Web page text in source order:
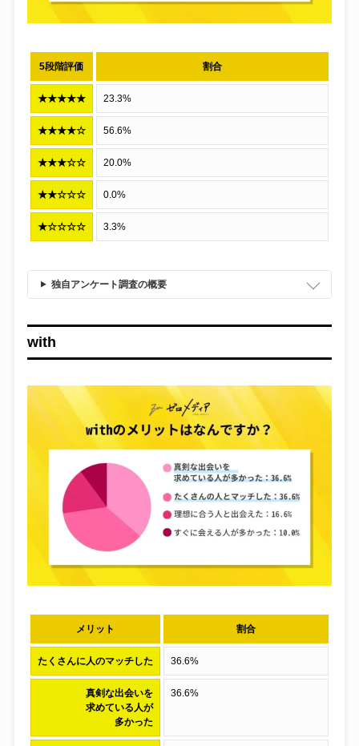
5段階評価 割合
★★★★★ 23.3%
★★★★☆ 56.6%
★★★☆☆ 20.0%
★★☆☆☆ 0.0%
★☆☆☆☆ 3.3%
独自アンケート調査の概要
with
メリット 割合
たくさんに人のマッチした 36.6%
真剣な出会いを
求めている人が
多かった
36.6%